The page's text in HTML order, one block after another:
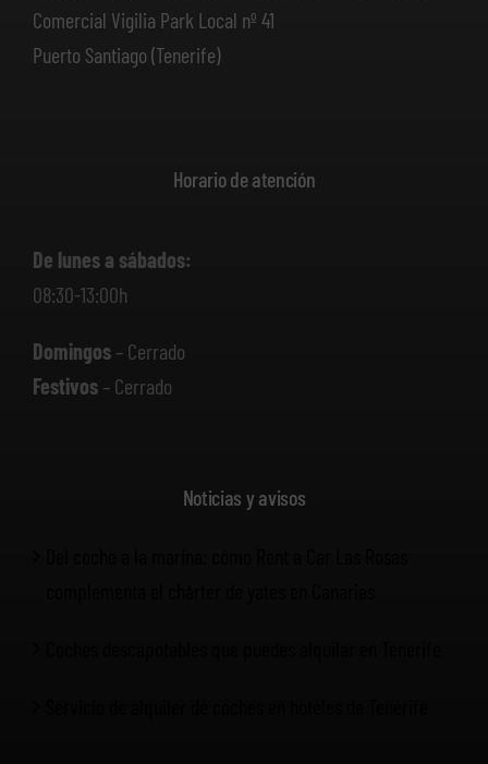
Comercial Vigilia Park Local nº 41
Puerto Santiago (Tenerife)
Horario de atención
De lunes a sábados:
08:30-13:00h
Domingos– Cerrado
Festivos– Cerrado
Noticias y avisos